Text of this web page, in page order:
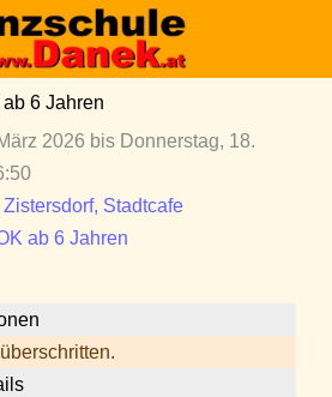
6 Jahren
2026 bis Donnerstag, 18.
Stadtcafe
ab 6 Jahren